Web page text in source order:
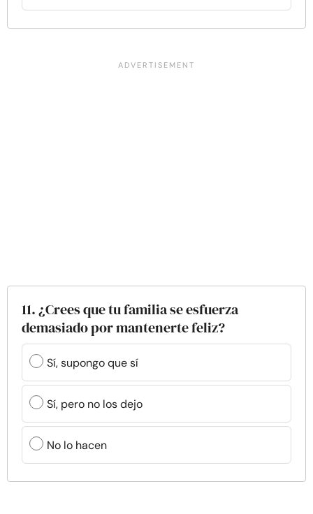
11. ¿Crees que tu familia se esfuerza
demasiado por mantenerte feliz?
Sí, supongo que sí
Sí, pero no los dejo
No lo hacen